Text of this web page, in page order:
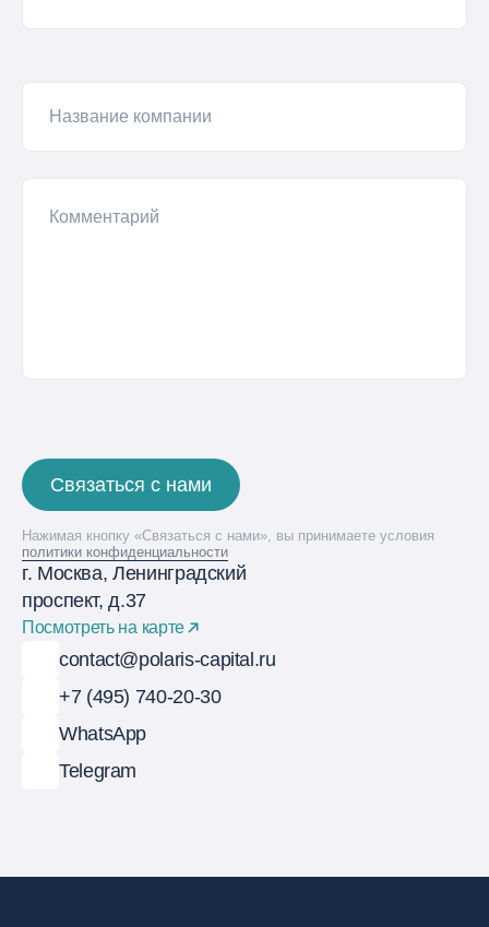
Связаться с нами
Нажимая кнопку «Связаться с нами», вы принимаете условия
политики конфиденциальности
г. Москва, Ленинградский
проспект, д.37
Посмотреть на карте
contact@polaris-capital.ru
+7 (495) 740-20-30
WhatsApp
Telegram